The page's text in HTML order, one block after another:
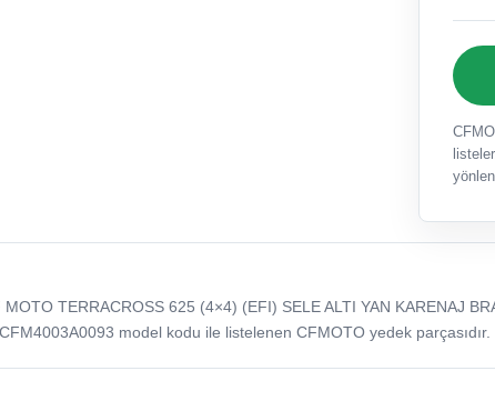
TERRACROSS 625 (4×4) (EFI) SELE ALTI YAN KARENAJ
model kodu ile listelenen CFMOTO yedek parçasıdır.